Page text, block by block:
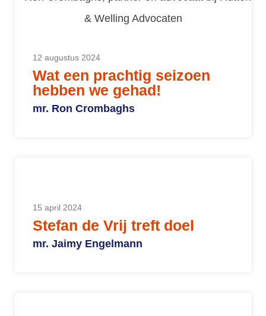
12 augustus 2024
Wat een prachtig seizoen
hebben we gehad!
mr. Ron Crombaghs
15 april 2024
Stefan de Vrij treft doel
mr. Jaimy Engelmann